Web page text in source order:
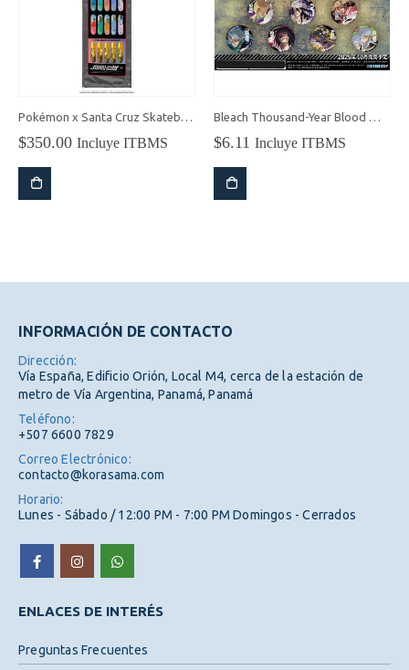
Pokémon x Santa Cruz Skateboards- DECK
$350.00 Incluye ITBMS
Bleach Thousand-Year Blood War Pines Sorpresa
$6.11 Incluye ITBMS
INFORMACIÓN DE CONTACTO
Dirección:
Vía España, Edificio Orión, Local M4, cerca de la estación de
metro de Vía Argentina, Panamá, Panamá
Teléfono:
+507 6600 7829
Correo Electrónico:
contacto@korasama.com
Horario:
Lunes - Sábado / 12:00 PM - 7:00 PM Domingos - Cerrados
ENLACES DE INTERÉS
Preguntas Frecuentes